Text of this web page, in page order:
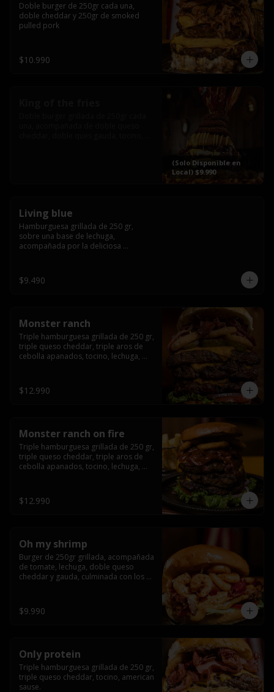
Doble burger de 250gr cada una,
doble cheddar y 250gr de smoked
pulled pork
$10.990
(Solo Disponible en
Local) $9.990
Living blue
Hamburguesa grillada de 250 gr,
sobre una base de lechuga,
acompañada por la deliciosa
wisky jack daniels y salsa de miel.-
$9.490
Monster ranch
Triple hamburguesa grillada de 250 gr,
triple queso cheddar, triple aros de
cebolla apanados, tocino, lechuga,
$12.990
Monster ranch on fire
Triple hamburguesa grillada de 250 gr,
triple queso cheddar, triple aros de
cebolla apanados, tocino, lechuga,
jalapeños de texas.
$12.990
Oh my shrimp
Burger de 250gr grillada, acompañada
de tomate, lechuga, doble queso
cheddar y gauda, culminada con los
$9.990
Only protein
Triple hamburguesa grillada de 250 gr,
triple queso cheddar, tocino, american
sause.